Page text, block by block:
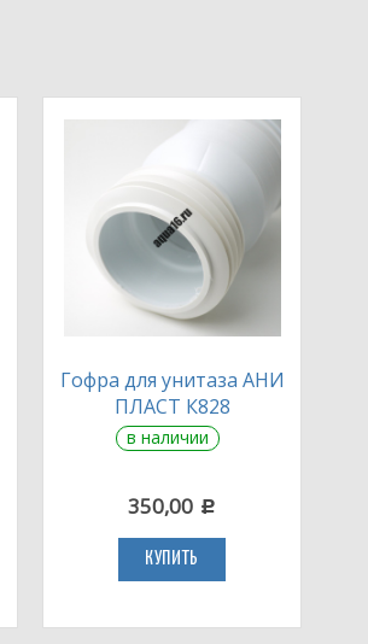
Гофра для унитаза АНИ
ПЛАСТ К828
в наличии
350,00 c
КУПИТЬ